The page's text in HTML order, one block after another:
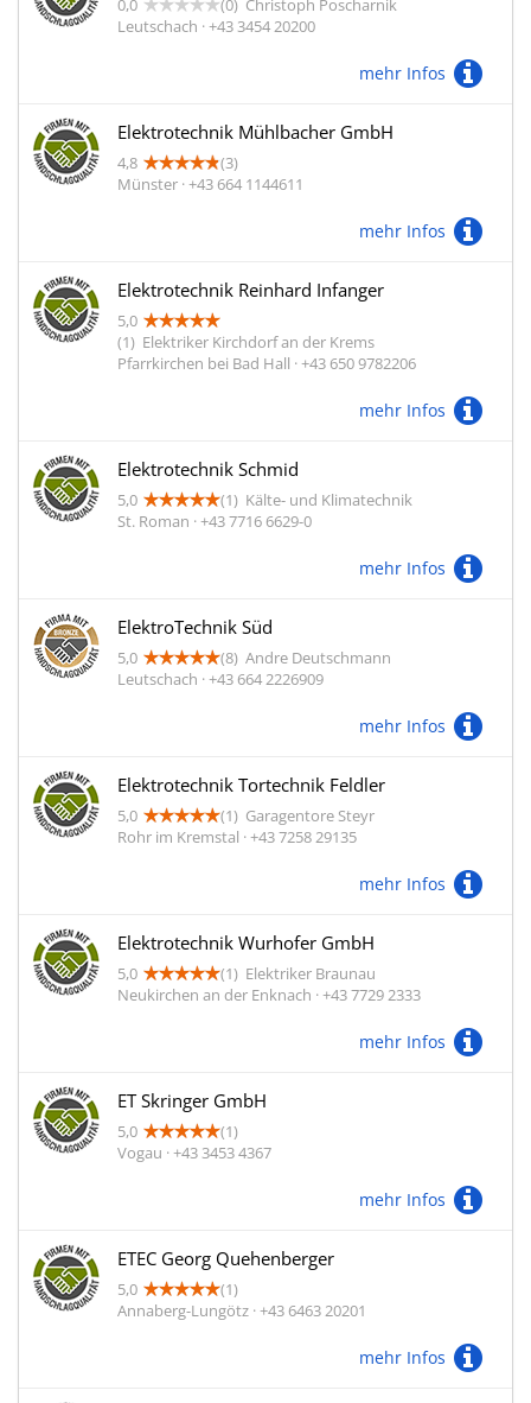
0,0 (0) Christoph Poscharnik
Leutschach · +43 3454 20200
mehr Infos
Elektrotechnik Mühlbacher GmbH
4,8
(3)
Münster · +43 664 1144611
mehr Infos
Elektrotechnik Reinhard Infanger
5,0
(1) Elektriker Kirchdorf an der Krems
Pfarrkirchen bei Bad Hall · +43 650 9782206
mehr Infos
Elektrotechnik Schmid
5,0 (1) Kälte- und Klimatechnik
St. Roman · +43 7716 6629-0
mehr Infos
ElektroTechnik Süd
5,0 (8) Andre Deutschmann
Leutschach · +43 664 2226909
mehr Infos
Elektrotechnik Tortechnik Feldler
5,0 (1) Garagentore Steyr
Rohr im Kremstal · +43 7258 29135
mehr Infos
Elektrotechnik Wurhofer GmbH
5,0 (1) Elektriker Braunau
Neukirchen an der Enknach · +43 7729 2333
mehr Infos
ET Skringer GmbH
5,0
(1)
Vogau · +43 3453 4367
mehr Infos
ETEC Georg Quehenberger
5,0
(1)
Annaberg-Lungötz · +43 6463 20201
mehr Infos